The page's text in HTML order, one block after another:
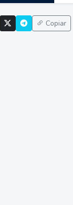
Copiar